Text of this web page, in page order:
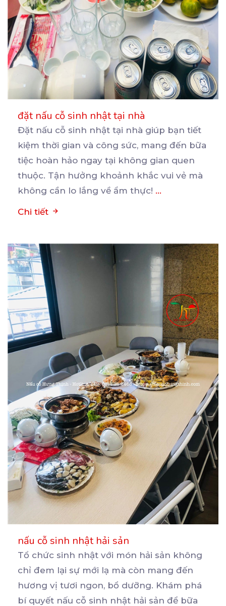
đặt nấu cỗ sinh nhật tại nhà
Đặt nấu cỗ sinh nhật tại nhà giúp bạn tiết
kiệm thời gian và công sức, mang đến bữa
tiệc hoàn hảo ngay tại không gian quen
thuộc. Tận hưởng khoảnh khắc vui vẻ mà
không cần lo lắng về ẩm thực! ...
Chi tiết
nấu cỗ sinh nhật hải sản
Tổ chức sinh nhật với món hải sản không
chỉ đem lại sự mới lạ mà còn mang đến
hương vị tươi ngon, bổ dưỡng. Khám phá
bí quyết nấu cỗ sinh nhật hải sản để bữa